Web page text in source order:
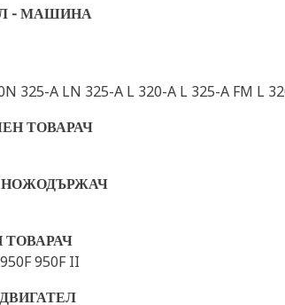
- МАШИНА
325-A LN 325-A L 320-A L 325-A FM L
ТОВАРАЧ
НОЖОДЪРЖАЧ
950F II